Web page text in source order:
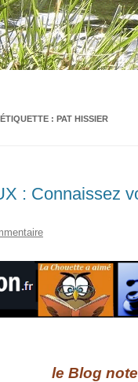
: PAT HISSIER
: Connaissez
le Blog note